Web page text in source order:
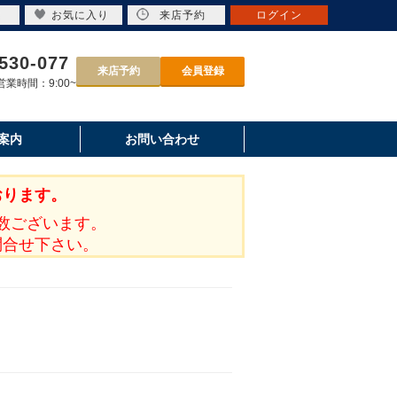
077
時間：9:00~
来店予約 会員登録
内 お問い合わせ
ます。
ざいます。
せ下さい。
お気に入り 来店予約 ログイン